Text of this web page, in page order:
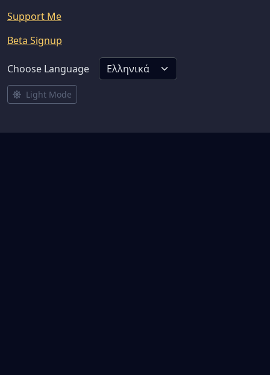
Support Me
Beta Signup
Choose Language
Light Mode